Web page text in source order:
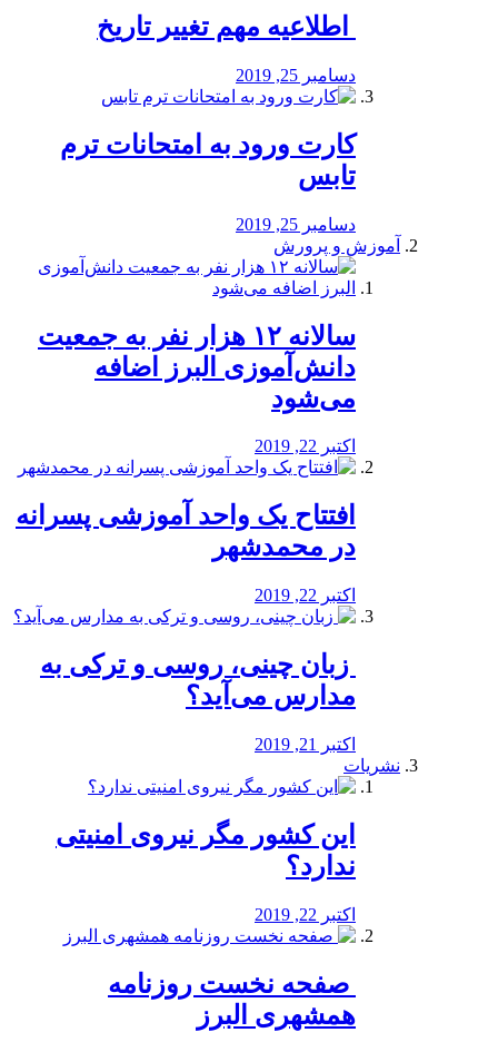
️ اطلاعیه مهم تغییر تاریخ
دسامبر 25, 2019
کارت ورود به امتحانات ترم
تابس
دسامبر 25, 2019
آموزش و پرورش
️سالانه ۱۲ هزار نفر به جمعیت
دانش‌آموزی البرز اضافه
می‌شود
اکتبر 22, 2019
افتتاح یک واحد آموزشی پسرانه
در محمدشهر
اکتبر 22, 2019
️ زبان چینی، روسی و ترکی به
مدارس می‌آید؟
اکتبر 21, 2019
نشریات
این کشور مگر نیروی امنیتی
ندارد؟
اکتبر 22, 2019
️ صفحه نخست روزنامه‌
همشهری البرز